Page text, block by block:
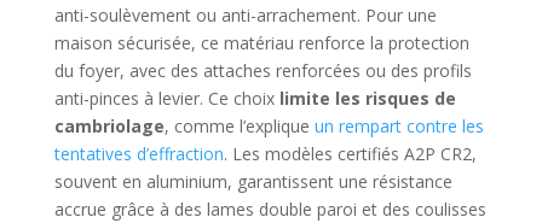
anti-soulèvement ou anti-arrachement. Pour une
maison sécurisée, ce matériau renforce la protection
du foyer, avec des attaches renforcées ou des profils
anti-pinces à levier. Ce choix limite les risques de
cambriolage, comme l’explique un rempart contre les
tentatives d’effraction. Les modèles certifiés A2P CR2,
souvent en aluminium, garantissent une résistance
accrue grâce à des lames double paroi et des coulisses